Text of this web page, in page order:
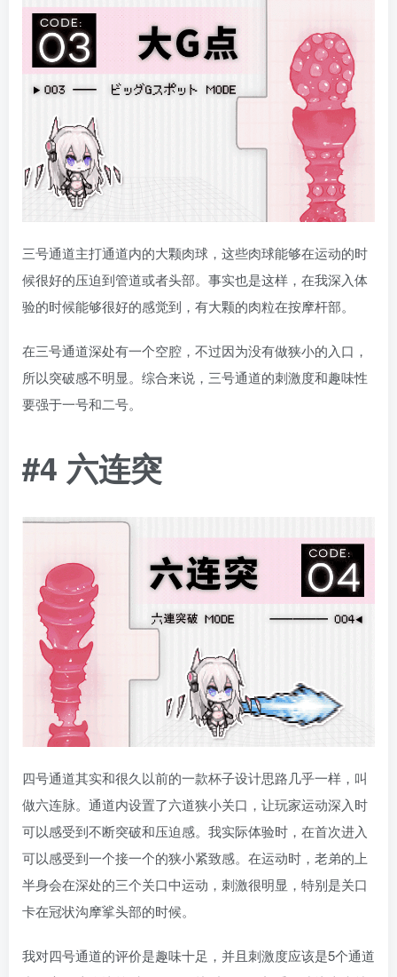
三号通道主打通道内的大颗肉球，这些肉球能够在运动的时
候很好的压迫到管道或者头部。事实也是这样，在我深入体
验的时候能够很好的感觉到，有大颗的肉粒在按摩杆部。
在三号通道深处有一个空腔，不过因为没有做狭小的入口，
所以突破感不明显。综合来说，三号通道的刺激度和趣味性
要强于一号和二号。
#4 六连突
四号通道其实和很久以前的一款杯子设计思路几乎一样，叫
做六连脉。通道内设置了六道狭小关口，让玩家运动深入时
可以感受到不断突破和压迫感。我实际体验时，在首次进入
可以感受到一个接一个的狭小紧致感。在运动时，老弟的上
半身会在深处的三个关口中运动，刺激很明显，特别是关口
卡在冠状沟摩挲头部的时候。
我对四号通道的评价是趣味十足，并且刺激度应该是5个通道